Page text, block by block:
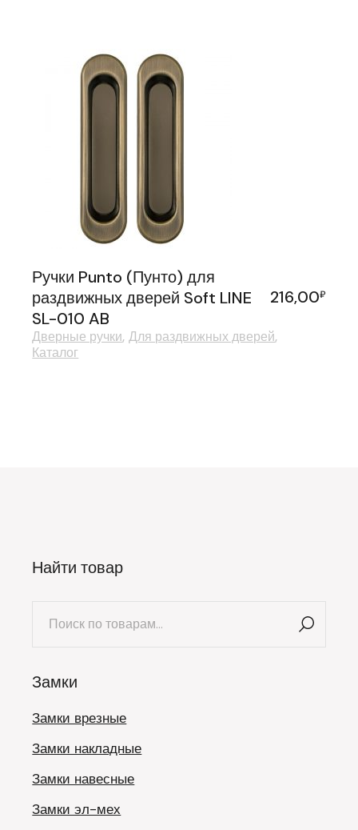
Ручки Punto (Пунто) для
раздвижных дверей Soft LINE
SL-010 AB
216,00₽
Дверные ручки Для раздвижных дверей
Каталог
Найти товар
Замки
Замки врезные
Замки накладные
Замки навесные
Замки эл-мех